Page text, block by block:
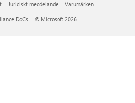
Juridiskt meddelande Varumärken
DoCs © Microsoft 2026